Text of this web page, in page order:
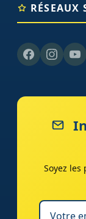
RÉSEAUX
Soyez